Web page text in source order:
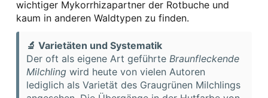
wichtiger Mykorrhizapartner der Rotbuche und
kaum in anderen Waldtypen zu finden.
🔬 Varietäten und Systematik
Der oft als eigene Art geführte Braunfleckende
Milchling wird heute von vielen Autoren
lediglich als Varietät des Graugrünen Milchlings